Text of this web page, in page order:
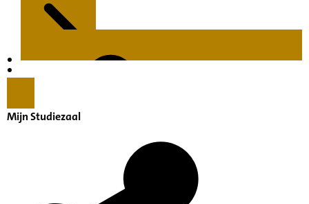
Mijn Studiezaal